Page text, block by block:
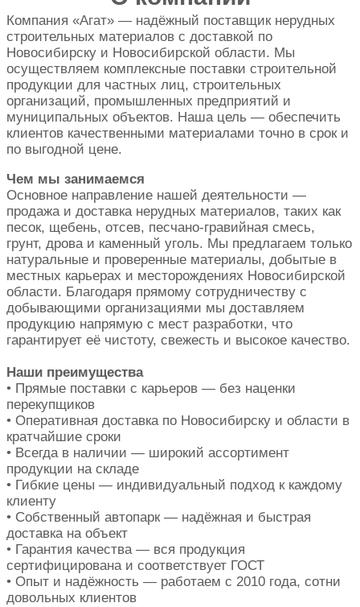
Компания «Агат» — надёжный поставщик нерудных
строительных материалов с доставкой по
Новосибирску и Новосибирской области. Мы
осуществляем комплексные поставки строительной
продукции для частных лиц, строительных
организаций, промышленных предприятий и
муниципальных объектов. Наша цель — обеспечить
клиентов качественными материалами точно в срок и
по выгодной цене.
Чем мы занимаемся
Основное направление нашей деятельности —
продажа и доставка нерудных материалов, таких как
песок, щебень, отсев, песчано-гравийная смесь,
грунт, дрова и каменный уголь. Мы предлагаем только
натуральные и проверенные материалы, добытые в
местных карьерах и месторождениях Новосибирской
области. Благодаря прямому сотрудничеству с
добывающими организациями мы доставляем
продукцию напрямую с мест разработки, что
гарантирует её чистоту, свежесть и высокое качество.
Наши преимущества
• Прямые поставки с карьеров — без наценки
перекупщиков
• Оперативная доставка по Новосибирску и области в
кратчайшие сроки
• Всегда в наличии — широкий ассортимент
продукции на складе
• Гибкие цены — индивидуальный подход к каждому
клиенту
• Собственный автопарк — надёжная и быстрая
доставка на объект
• Гарантия качества — вся продукция
сертифицирована и соответствует ГОСТ
• Опыт и надёжность — работаем с 2010 года, сотни
довольных клиентов